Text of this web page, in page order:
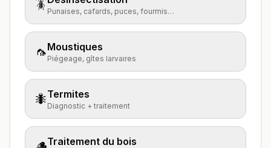
🪳 Punaises, cafards, puces, fourmis…
🦟Moustiques
Piégeage, gîtes larvaires
🐜Termites
Diagnostic + traitement
Traitement du bois